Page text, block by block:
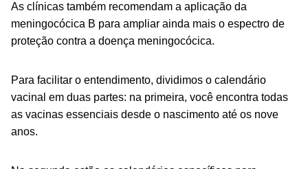
As clínicas também recomendam a aplicação da
meningocócica B para ampliar ainda mais o espectro de
proteção contra a doença meningocócica.
Para facilitar o entendimento, dividimos o calendário
vacinal em duas partes: na primeira, você encontra todas
as vacinas essenciais desde o nascimento até os nove
anos.